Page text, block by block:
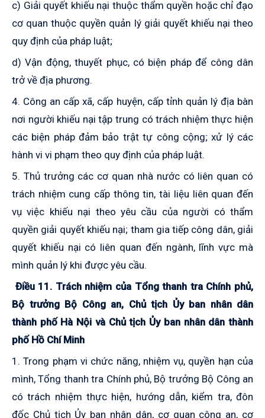
c) Giải quyết khiếu nại thuộc thẩm quyền hoặc chỉ đạo
cơ quan thuộc quyền quản lý giải quyết khiếu nại theo
quy định của pháp luật;
d) Vận động, thuyết phục, có biện pháp để công dân
trở về địa phương.
4. Công an cấp xã, cấp huyện, cấp tỉnh quản lý địa bàn
nơi người khiếu nại tập trung có trách nhiệm thực hiện
các biện pháp đảm bảo trật tự công cộng; xử lý các
hành vi vi phạm theo quy định của pháp luật.
5. Thủ trưởng các cơ quan nhà nước có liên quan có
trách nhiệm cung cấp thông tin, tài liệu liên quan đến
vụ việc khiếu nại theo yêu cầu của người có thẩm
quyền giải quyết khiếu nại; tham gia tiếp công dân, giải
quyết khiếu nại có liên quan đến ngành, lĩnh vực mà
mình quản lý khi được yêu cầu.
Điều 11. Trách nhiệm của Tổng thanh tra Chính phủ,
Bộ trưởng Bộ Công an, Chủ tịch Ủy ban nhân dân
thành phố Hà Nội và Chủ tịch Ủy ban nhân dân thành
phố Hồ Chí Minh
1. Trong phạm vi chức năng, nhiệm vụ, quyền hạn của
mình, Tổng thanh tra Chính phủ, Bộ trưởng Bộ Công an
có trách nhiệm thực hiện, hướng dẫn, kiểm tra, đôn
đốc Chủ tịch Ủy ban nhân dân, cơ quan công an, cơ